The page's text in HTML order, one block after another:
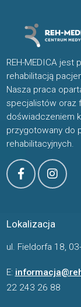
REH-MEDICA
rehabilitacją
Nasza praca
specjalistów oraz
doświadczeniem
przygotowany do
rehabilitacyjnych.
Lokalizacja
ul. Fieldorfa 18,
E:
22 243 26 88